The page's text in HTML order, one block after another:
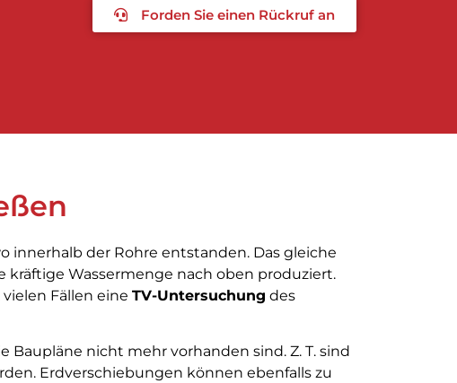
Forden Sie einen Rückruf an
innerhalb der Rohre entstanden. Das gleiche
Wassermenge nach oben produziert.
Fällen eine TV-Untersuchung des
nicht mehr vorhanden sind. Z. T. sind
Erdverschiebungen können ebenfalls zu